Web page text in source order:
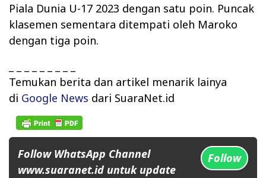
Piala Dunia U-17 2023 dengan satu poin. Puncak
klasemen sementara ditempati oleh Maroko
dengan tiga poin.
Temukan berita dan artikel menarik lainya
di Google News dari SuaraNet.id
Follow WhatsApp Channel
www.suaranet.id untuk update
Follow